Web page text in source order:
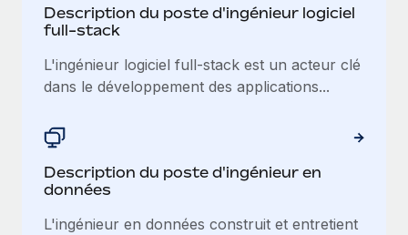
Création d’entité
Établissez des entités rapidement et en toute
conformité
Mobilité et déménagement international
employés
Avantages sociaux
Explorer le blog
BLOG
Mises à jour des produits de Remote :
Intégrations Gusto et Xero et Gestion des
Remote a toujours pour mission d'aider les entreprises de
Description du poste d'ingénieur logiciel
full-stack
L'ingénieur logiciel full-stack est un acteur clé
dans le développement des applications...
Description du poste d'ingénieur en
données
L'ingénieur en données construit et entretient